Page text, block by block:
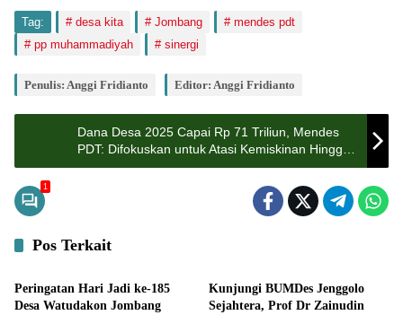
Tag: desa kita Jombang
mendes pdt
pp muhammadiyah
sinergi
Penulis: Anggi Fridianto Editor: Anggi Fridianto
Dana Desa 2025 Capai Rp 71 Triliun, Mendes
PDT: Difokuskan untuk Atasi Kemiskinan Hingga
Stunting
1
Pos Terkait
Pemerintahan
Peringatan Hari Jadi ke-185
Desa Watudakon Jombang
Kunjungi BUMDes Jenggolo
Sejahtera, Prof Dr Zainudin